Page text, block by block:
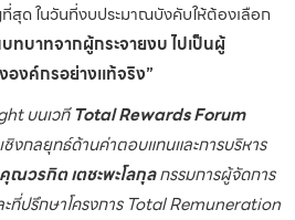
สุด ในวันที่งบประมาณบังคับให้ต้องเลือก
ทบาทจากผู้กระจายงบ ไปเป็นผู้
งค์กรอย่างแท้จริง”
บนเวทีTotal Rewards Forum
งกลยุทธ์ด้านค่าตอบแทนและการบริหาร
คุณวรกิต เตชะพะโลกุลกรรมการผู้จัดการ
ที่ปรึกษาโครงการ Total Remuneration